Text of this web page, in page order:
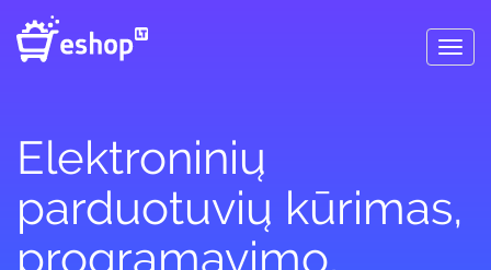
Elektroninių
parduotuvių kūrimas,
programavimo,